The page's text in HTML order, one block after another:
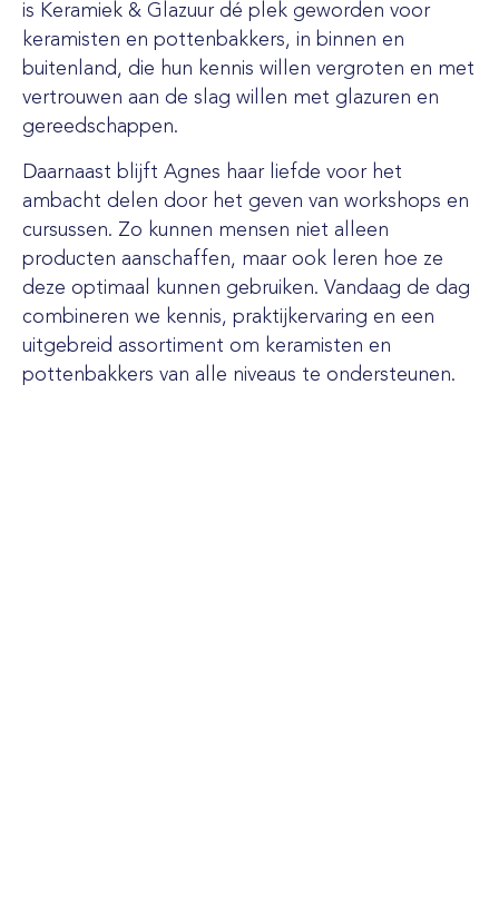
is Keramiek & Glazuur dé plek geworden voor
keramisten en pottenbakkers, in binnen en
buitenland, die hun kennis willen vergroten en met
vertrouwen aan de slag willen met glazuren en
gereedschappen.
Daarnaast blijft Agnes haar liefde voor het
ambacht delen door het geven van workshops en
cursussen. Zo kunnen mensen niet alleen
producten aanschaffen, maar ook leren hoe ze
deze optimaal kunnen gebruiken. Vandaag de dag
combineren we kennis, praktijkervaring en een
uitgebreid assortiment om keramisten en
pottenbakkers van alle niveaus te ondersteunen.